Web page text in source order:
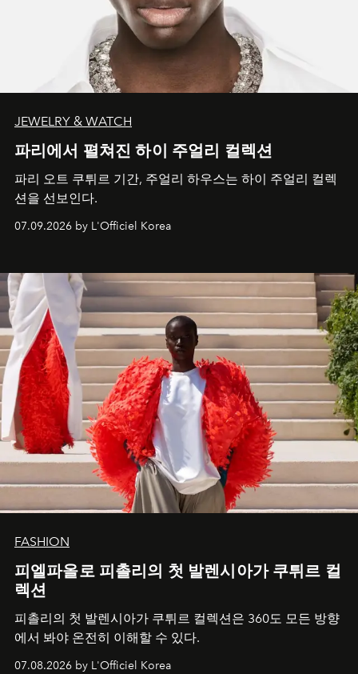
JEWELRY & WATCH
파리에서 펼쳐진 하이 주얼리 컬렉션
파리 오트 쿠튀르 기간, 주얼리 하우스는 하이 주얼리 컬렉
션을 선보인다.
07.09.2026 by L'Officiel Korea
FASHION
피엘파올로 피촐리의 첫 발렌시아가 쿠튀르 컬
렉션
피촐리의 첫 발렌시아가 쿠튀르 컬렉션은 360도 모든 방향
에서 봐야 온전히 이해할 수 있다.
07.08.2026 by L'Officiel Korea